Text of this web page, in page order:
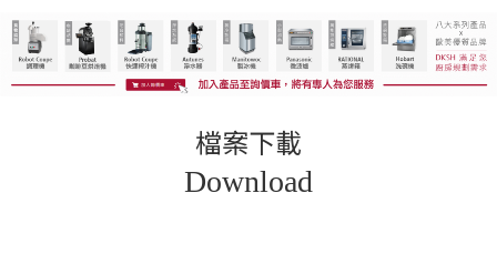
檔案下載
Download
忘記密碼
變更密碼